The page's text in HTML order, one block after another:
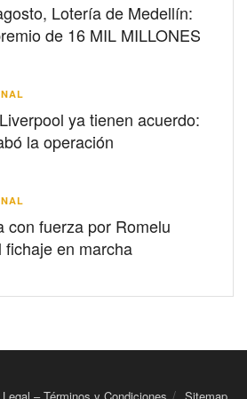
Lotería de Medellín:
de 16 MIL MILLONES
ya tienen acuerdo:
la operación
con fuerza por Romelu
en marcha